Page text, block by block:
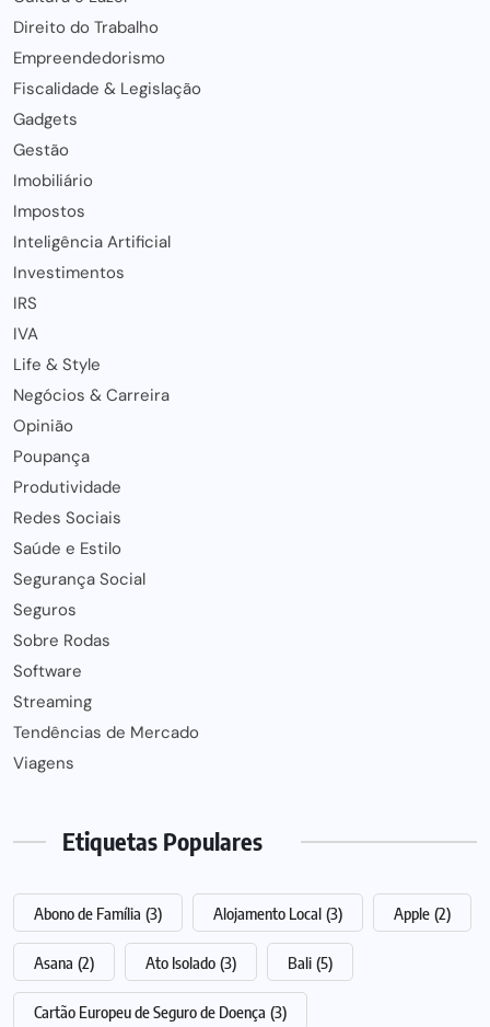
Direito do Trabalho
Empreendedorismo
Fiscalidade & Legislação
Gadgets
Gestão
Imobiliário
Impostos
Inteligência Artificial
Investimentos
IRS
IVA
Life & Style
Negócios & Carreira
Opinião
Poupança
Produtividade
Redes Sociais
Saúde e Estilo
Segurança Social
Seguros
Sobre Rodas
Software
Streaming
Tendências de Mercado
Viagens
Etiquetas Populares
Abono de Família (3) Alojamento Local (3) Apple (2)
Asana (2) Ato Isolado (3) Bali (5)
Cartão Europeu de Seguro de Doença (3)